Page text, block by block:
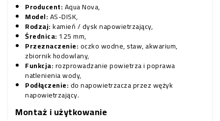
Producent:Aqua Nova,
Model:AS-DISK,
Rodzaj:kamień / dysk napowietrzający,
Średnica: 125 mm,
Przeznaczenie:oczko wodne, staw, akwarium,
zbiornik hodowlany,
Funkcja:rozprowadzanie powietrza i poprawa
natlenienia wody,
Podłączenie:do napowietrzacza przez wężyk
napowietrzający.
Montaż i użytkowanie